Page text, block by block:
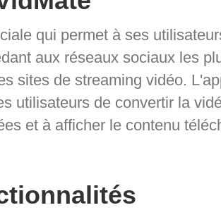
qui permet à ses
aux réseaux sociaux les
sites de streaming vidéo.
utilisateurs de convertir la
et à afficher le contenu